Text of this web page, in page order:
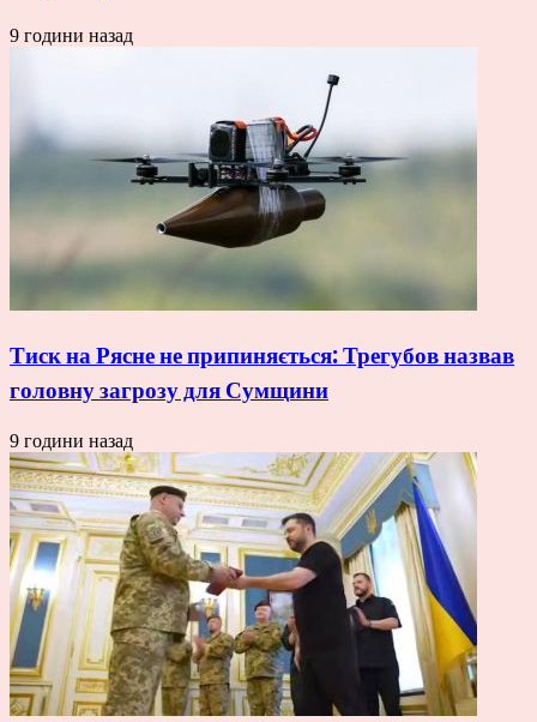
9 години назад
Тиск на Рясне не припиняється: Трегубов назвав
головну загрозу для Сумщини
9 години назад